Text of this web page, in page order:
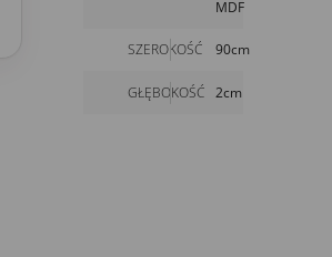
MDF
SZEROKOŚĆ 90cm
GŁĘBOKOŚĆ 2cm